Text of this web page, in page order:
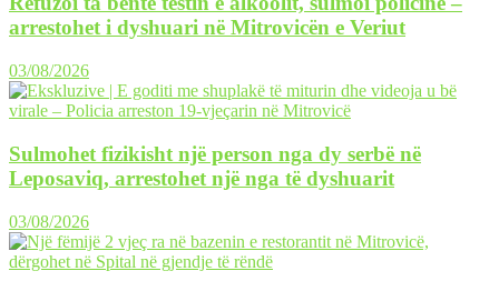
arrestohet i dyshuari në Mitrovicën e Veriut
03/08/2026
Sulmohet fizikisht një person nga dy serbë në
Leposaviq, arrestohet një nga të dyshuarit
03/08/2026